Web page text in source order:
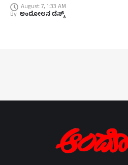
August 7, 1:33 AM
By ಆಂದೋಲನ ಡೆಸ್ಕ್